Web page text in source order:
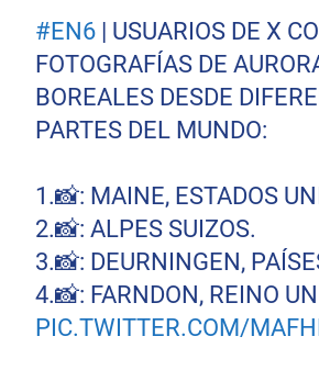
#EN6 | USUARIOS DE X
FOTOGRAFÍAS DE
BOREALES DESDE
PARTES DEL MUNDO:
1.📸: MAINE, ESTADOS
2.📸: ALPES SUIZOS.
3.📸: DEURNINGEN,
4.📸: FARNDON, REINO
PIC.TWITTER.COM/